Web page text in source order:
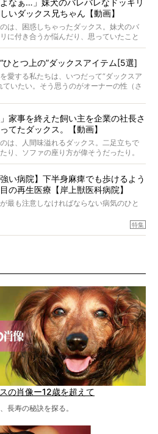
いダックス兄ちゃん【動画】
は、困惑しちゃったダックス。妹犬のバ
に付き合うか悩んだり、思っていたこと
たり。そんなお悩み全開なダックスの様
ひとつ上の”ダックスアイテム[5選]
愛する私たちは、いつだって“ダックスア
ていたい。そう思うのがオーナーの性（さ
」家事を終えた飼い主を企業の社長さ
てたダックス。【動画】
は、人間味溢れるダックス。二足立ちで
り、ソファの座り方が偉そうだったり。
そうなダックスの姿は、もう人間にしか
強い病院】下半身麻痺でも歩けるよう
の再生医療【岸上獣医科病院】
最も注意しなければならない病気のひと
に、負けない』では、ヘルニアに強い動物
、ヘルニアを乗り越えたご家族のインタビ
療により、歩けなかった子が投与37日で
特集
の肖像ー12歳を超えて
長寿の秘訣を探る。